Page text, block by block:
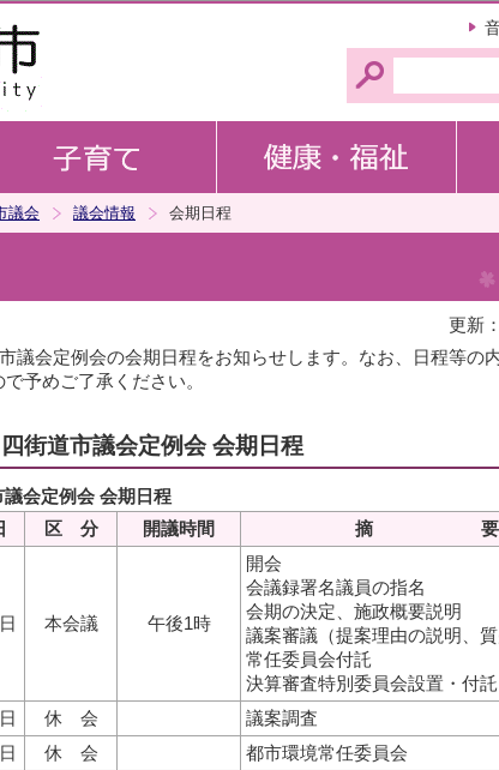
議会 議会情報 会期日程
更新
議会定例会の会期日程をお知らせします。なお、日程等の
予めご了承ください。
街道市議会定例会 会期日程
会定例会 会期日程
区 分 開議時間 摘 要
本会議 午後1時
開会
会議録署名議員の指名
会期の決定、施政概要説明
議案審議（提案理由の説明、質
常任委員会付託
決算審査特別委員会設置・付託
休 会
議案調査
休 会
都市環境常任委員会